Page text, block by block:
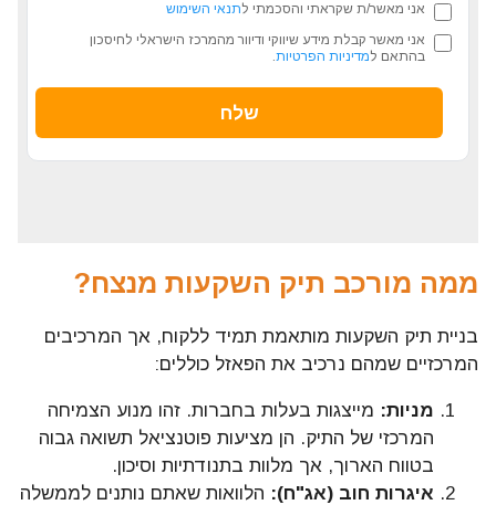
אני מאשר/ת שקראתי והסכמתי לתנאי השימוש
אני מאשר קבלת מידע שיווקי ודיוור מהמרכז הישראלי לחיסכון
בהתאם למדיניות הפרטיות.
ממה מורכב תיק השקעות מנצח?
בניית תיק השקעות מותאמת תמיד ללקוח, אך המרכיבים
המרכזיים שמהם נרכיב את הפאזל כוללים:
מניות: מייצגות בעלות בחברות. זהו מנוע הצמיחה
המרכזי של התיק. הן מציעות פוטנציאל תשואה גבוה
בטווח הארוך, אך מלוות בתנודתיות וסיכון.
איגרות חוב (אג"ח): הלוואות שאתם נותנים לממשלה